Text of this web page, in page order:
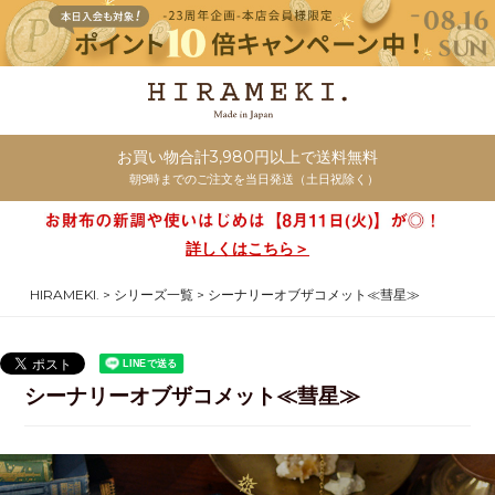
お買い物合計3,980円以上で送料無料
朝9時までのご注文を当日発送（土日祝除く）
詳しくはこちら＞
HIRAMEKI. シリーズ一覧 シーナリーオブザコメット≪彗星≫
シーナリーオブザコメット≪彗星≫